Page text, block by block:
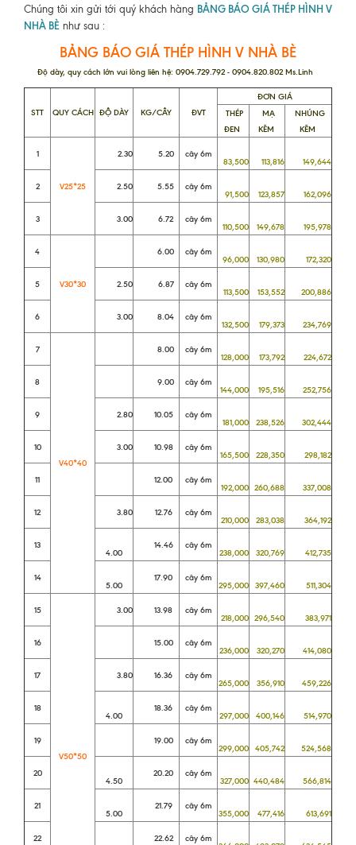
Chúng tôi xin gửi tới quý khách hàng BẢNG BÁO GIÁ THÉP HÌNH V
NHÀ BÈ như sau :
BẢNG BÁO GIÁ THÉP HÌNH V NHÀ BÈ
Độ dày, quy cách lớn vui lòng liên hệ: 0904.729.792 - 0904.820.802 Ms.Linh
STT QUY CÁCH ĐỘ DÀY KG/CÂY ĐVT
ĐƠN GIÁ
THÉP
ĐEN
MẠ
KẼM
NHÚNG
KẼM
1
V25*25
2.30 5.20 cây 6m
83,500 113,816 149,644
2 2.50 5.55 cây 6m
91,500 123,857 162,096
3 3.00 6.72 cây 6m
110,500 149,678 195,978
4
V30*30
6.00 cây 6m
96,000 130,980 172,320
5 2.50 6.87 cây 6m
113,500 153,552 200,886
6 3.00 8.04 cây 6m
132,500 179,373 234,769
7
V40*40
8.00 cây 6m
128,000 173,792 224,672
8 9.00 cây 6m
144,000 195,516 252,756
9 2.80 10.05 cây 6m
181,000 238,526 302,444
10 3.00 10.98 cây 6m
165,500 228,350 298,182
11 12.00 cây 6m
192,000 260,688 337,008
12 3.80 12.76 cây 6m
210,000 283,038 364,192
13
4.00
14.46 cây 6m
238,000 320,769 412,735
14
5.00
17.90 cây 6m
295,000 397,460 511,304
15
V50*50
3.00 13.98 cây 6m
218,000 296,540 383,971
16 15.00 cây 6m
236,000 320,270 414,080
17 3.80 16.36 cây 6m
265,000 356,910 459,226
18
4.00
18.36 cây 6m
297,000 400,146 514,970
19 19.00 cây 6m
299,000 405,742 524,568
20
4.50
20.20 cây 6m
327,000 440,484 566,814
21
5.00
21.79 cây 6m
355,000 477,416 613,691
22 22.62 cây 6m